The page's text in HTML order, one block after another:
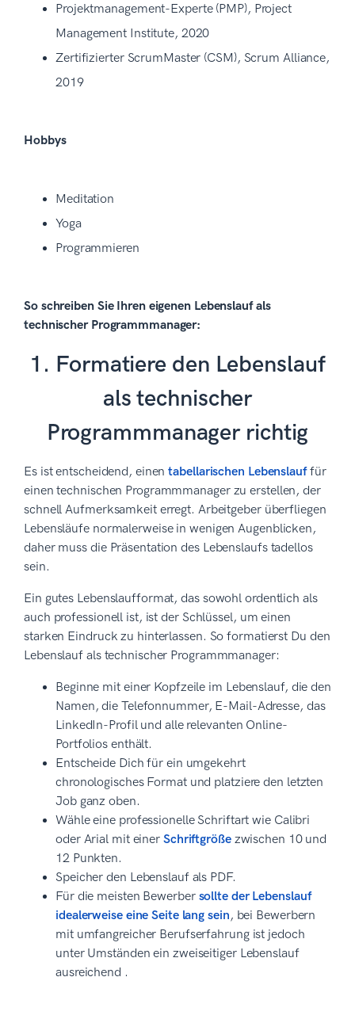
Projektmanagement-Experte (PMP), Project
Management Institute, 2020
Zertifizierter ScrumMaster (CSM), Scrum Alliance,
2019
Hobbys
Meditation
Yoga
Programmieren
So schreiben Sie Ihren eigenen Lebenslauf als
technischer Programmmanager:
1. Formatiere den Lebenslauf
als technischer
Programmmanager richtig
Es ist entscheidend, einentabellarischen Lebenslauffür
einen technischen Programmmanager zu erstellen, der
schnell Aufmerksamkeit erregt. Arbeitgeber überfliegen
Lebensläufe normalerweise in wenigen Augenblicken,
daher muss die Präsentation des Lebenslaufs tadellos
sein.
Ein gutes Lebenslaufformat, das sowohl ordentlich als
auch professionell ist, ist der Schlüssel, um einen
starken Eindruck zu hinterlassen. So formatierst Du den
Lebenslauf als technischer Programmmanager:
Beginne mit einer Kopfzeile im Lebenslauf, die den
Namen, die Telefonnummer, E-Mail-Adresse, das
LinkedIn-Profil und alle relevanten Online-
Portfolios enthält.
Entscheide Dich für ein umgekehrt
chronologisches Format und platziere den letzten
Job ganz oben.
Wähle eine professionelle Schriftart wie Calibri
oder Arial mit einer Schriftgrößezwischen 10 und
12 Punkten.
Speicher den Lebenslauf als PDF.
Für die meisten Bewerber sollte der Lebenslauf
idealerweise eine Seite lang sein, bei Bewerbern
mit umfangreicher Berufserfahrung ist jedoch
unter Umständen ein zweiseitiger Lebenslauf
ausreichend .